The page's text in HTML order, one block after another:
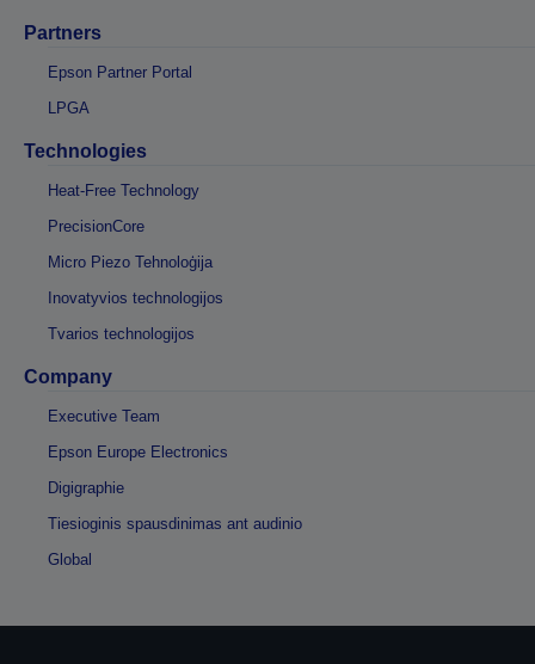
Partners
Epson Partner Portal
LPGA
Technologies
Heat-Free Technology
PrecisionCore
Micro Piezo Tehnoloģija
Inovatyvios technologijos
Tvarios technologijos
Company
Executive Team
Epson Europe Electronics
Digigraphie
Tiesioginis spausdinimas ant audinio
Global